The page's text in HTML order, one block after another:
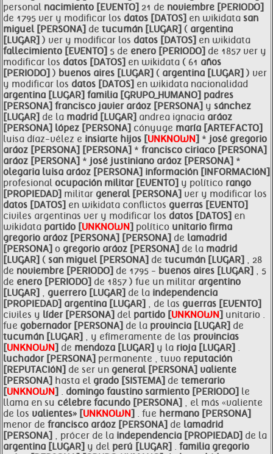
personal nacimiento [EVENTO] 21 de noviembre [PERIODO]
de 1795 ver y modificar los datos [DATOS] en wikidata san
miguel [PERSONA] de tucumán [LUGAR] ( argentina
[LUGAR] ) ver y modificar los datos [DATOS] en wikidata
fallecimiento [EVENTO] 5 de enero [PERIODO] de 1857 ver y
modificar los datos [DATOS] en wikidata ( 61 años
[PERIODO] ) buenos aires [LUGAR] ( argentina [LUGAR] ) ver
y modificar los datos [DATOS] en wikidata nacionalidad
argentina [LUGAR] familia [GRUPO_HUMANO] padres
[PERSONA] francisco javier aráoz [PERSONA] y sánchez
[LUGAR] de la madrid [LUGAR] andrea ignacia aráoz
[PERSONA] lópez [PERSONA] cónyuge maría [ARTEFACTO]
luisa díaz-vélez e insiarte hijos [UNKNOWN] * josé gregorio
aráoz [PERSONA] [PERSONA] * francisco ciriaco [PERSONA]
aráoz [PERSONA] * josé justiniano aráoz [PERSONA] *
olegaria luisa aráoz [PERSONA] información [INFORMACIóN]
profesional ocupación militar [EVENTO] y político rango
[PROPIEDAD] militar general [PERSONA] ver y modificar los
datos [DATOS] en wikidata conflictos guerras [EVENTO]
civiles argentinas ver y modificar los datos [DATOS] en
wikidata partido [UNKNOWN] político unitario firma
gregorio aráoz [PERSONA] [PERSONA] de lamadrid
[PERSONA] o gregorio aráoz [PERSONA] de la madrid
[LUGAR] ( san miguel [PERSONA] de tucumán [LUGAR] , 28
de noviembre [PERIODO] de 1795 - buenos aires [LUGAR] , 5
de enero [PERIODO] de 1857 ) fue un militar argentino
[LUGAR] , guerrero [LUGAR] de la independencia
[PROPIEDAD] argentina [LUGAR] , de las guerras [EVENTO]
civiles y líder [PERSONA] del partido [UNKNOWN] unitario .
fue gobernador [PERSONA] de la provincia [LUGAR] de
tucumán [LUGAR] , y efímeramente de las provincias
[UNKNOWN] de mendoza [LUGAR] y la rioja [LUGAR] .
luchador [PERSONA] permanente , tuvo reputación
[REPUTACIóN] de ser un general [PERSONA] valiente
[PERSONA] hasta el grado [SISTEMA] de temerario
[UNKNOWN] . domingo faustino sarmiento [PERIODO] le
llama en su célebre facundo [PERSONA] , el más «valiente
de los valientes» [UNKNOWN] . fue hermano [PERSONA]
menor de francisco aráoz [PERSONA] de lamadrid
[PERSONA] , prócer de la independencia [PROPIEDAD] de la
argentina [LUGAR] y del perú [LUGAR] . familia gregorio